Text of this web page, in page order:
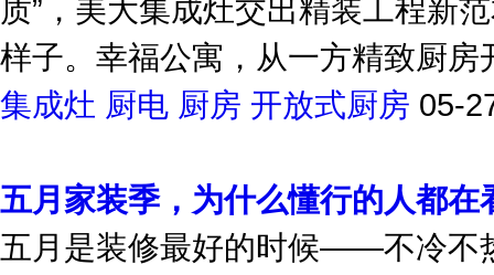
质”，美大集成灶交出精装工程新
样子。幸福公寓，从一方精致厨房
集成灶 厨电 厨房 开放式厨房 05-
五月家装季，为什么懂行的人都在
五月是装修最好的时候——不冷不